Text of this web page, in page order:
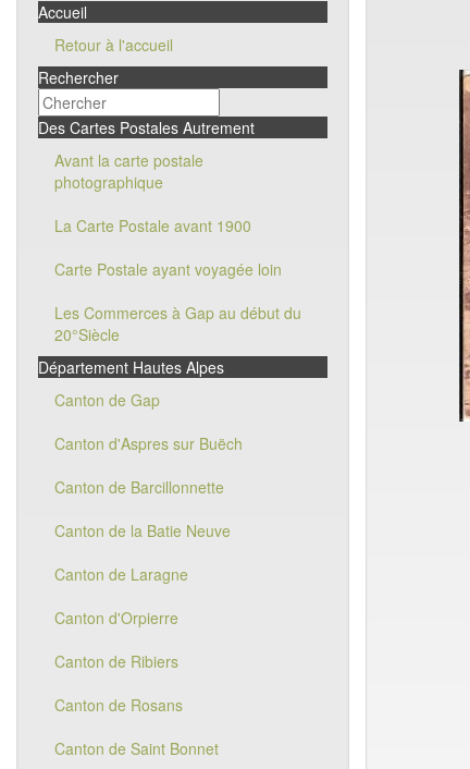
Accueil
Retour à l'accueil
Rechercher
Des Cartes Postales Autrement
Avant la carte postale
photographique
La Carte Postale avant 1900
Carte Postale ayant voyagée loin
Les Commerces à Gap au début du
20°Siècle
Département Hautes Alpes
Canton de Gap
Canton d'Aspres sur Buëch
Canton de Barcillonnette
Canton de la Batie Neuve
Canton de Laragne
Canton d'Orpierre
Canton de Ribiers
Canton de Rosans
Canton de Saint Bonnet